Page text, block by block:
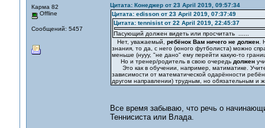
Карма 82
Offline
Сообщений: 5457
Цитата: Конеджер от 23 April 2019, 09:57:34
Цитата: edisson от 23 April 2019, 07:37:49
Цитата: tennisist от 22 April 2019, 22:45:37
Пасующий должен видеть или просчитать ......
Нет, уважаемый, ребёнок Вам ничего не должен.
знания, то да, с него (юного футболиста) можно
меньше (нууу, "не дано" ему перейти какую-то
Но и тренер/родитель в свою очередь должен
Это как в обучении, например, матиматике.
зависимости от математической одарённости
другом направлении) трудным, но обязательным и
Все время забываю, что речь о
Теннисиста или Влада.